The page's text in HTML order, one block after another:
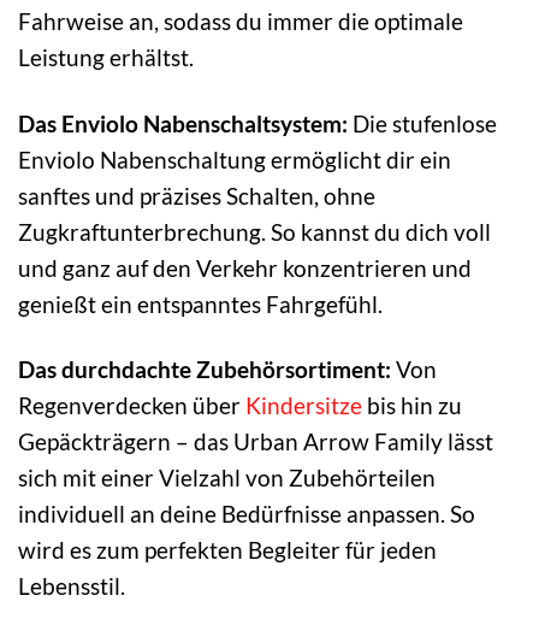
Fahrweise an, sodass du immer die optimale
Leistung erhältst.
Das Enviolo Nabenschaltsystem: Die stufenlose
Enviolo Nabenschaltung ermöglicht dir ein
sanftes und präzises Schalten, ohne
Zugkraftunterbrechung. So kannst du dich voll
und ganz auf den Verkehr konzentrieren und
genießt ein entspanntes Fahrgefühl.
Das durchdachte Zubehörsortiment: Von
Regenverdecken über Kindersitze bis hin zu
Gepäckträgern – das Urban Arrow Family lässt
sich mit einer Vielzahl von Zubehörteilen
individuell an deine Bedürfnisse anpassen. So
wird es zum perfekten Begleiter für jeden
Lebensstil.